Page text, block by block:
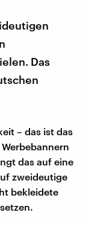
Das
– das ist das
das auf eine
zweideutige
bekleidete